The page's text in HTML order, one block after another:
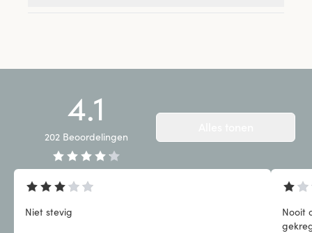
4.1
202 Beoordelingen
Niet stevig
Nooit